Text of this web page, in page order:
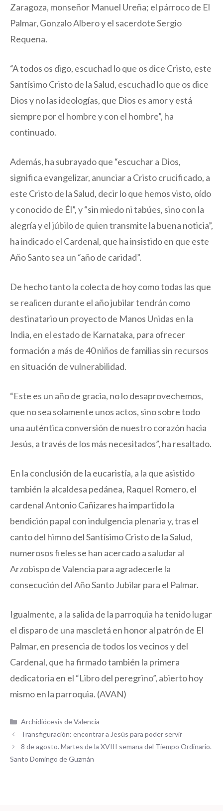
Zaragoza, monseñor Manuel Ureña; el párroco de El
Palmar, Gonzalo Albero y el sacerdote Sergio
Requena.
“A todos os digo, escuchad lo que os dice Cristo, este
Santísimo Cristo de la Salud, escuchad lo que os dice
Dios y no las ideologías, que Dios es amor y está
siempre por el hombre y con el hombre”, ha
continuado.
Además, ha subrayado que “escuchar a Dios,
significa evangelizar, anunciar a Cristo crucificado, a
este Cristo de la Salud, decir lo que hemos visto, oído
y conocido de Él”, y “sin miedo ni tabúes, sino con la
alegría y el júbilo de quien transmite la buena noticia”,
ha indicado el Cardenal, que ha insistido en que este
Año Santo sea un “año de caridad”.
De hecho tanto la colecta de hoy como todas las que
se realicen durante el año jubilar tendrán como
destinatario un proyecto de Manos Unidas en la
India, en el estado de Karnataka, para ofrecer
formación a más de 40 niños de familias sin recursos
en situación de vulnerabilidad.
“Este es un año de gracia, no lo desaprovechemos,
que no sea solamente unos actos, sino sobre todo
una auténtica conversión de nuestro corazón hacia
Jesús, a través de los más necesitados”, ha resaltado.
En la conclusión de la eucaristía, a la que asistido
también la alcaldesa pedánea, Raquel Romero, el
cardenal Antonio Cañizares ha impartido la
bendición papal con indulgencia plenaria y, tras el
canto del himno del Santísimo Cristo de la Salud,
numerosos fieles se han acercado a saludar al
Arzobispo de Valencia para agradecerle la
consecución del Año Santo Jubilar para el Palmar.
Igualmente, a la salida de la parroquia ha tenido lugar
el disparo de una mascletá en honor al patrón de El
Palmar, en presencia de todos los vecinos y del
Cardenal, que ha firmado también la primera
dedicatoria en el “Libro del peregrino”, abierto hoy
mismo en la parroquia. (AVAN)
Categorías
Archidiócesis de Valencia
Transfiguración: encontrar a Jesús para poder servir
8 de agosto. Martes de la XVIII semana del Tiempo Ordinario.
Santo Domingo de Guzmán